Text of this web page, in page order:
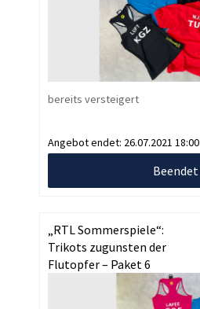
bereits versteigert
Angebot endet: 26.07.2021 18:00
Beendet
„RTL Sommerspiele“:
Trikots zugunsten der
Flutopfer – Paket 6